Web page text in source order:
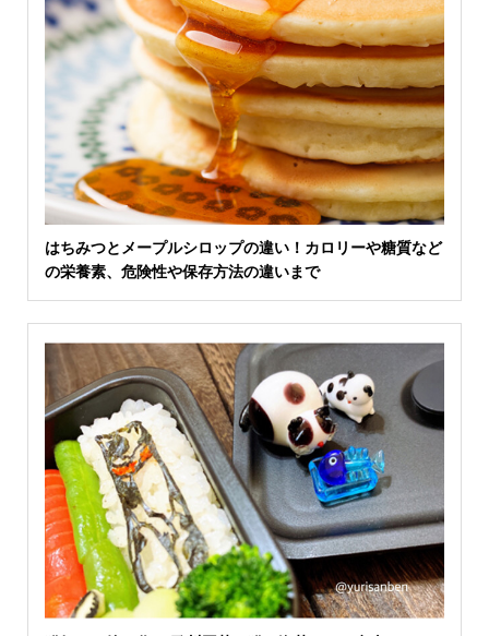
はちみつとメープルシロップの違い！カロリーや糖質など
の栄養素、危険性や保存方法の違いまで